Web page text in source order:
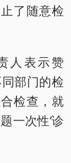
了随意检
人表示赞
部门的检
检查，就
一次性‘诊